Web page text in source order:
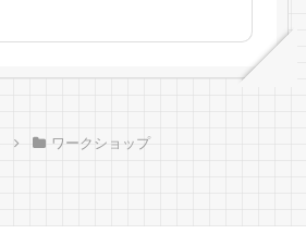
ワークショップ